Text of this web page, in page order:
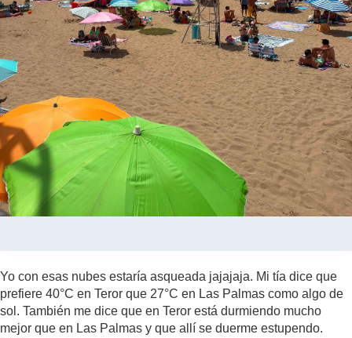
Yo con esas nubes estaría asqueada jajajaja. Mi tía dice que
prefiere 40°C en Teror que 27°C en Las Palmas como algo de
sol. También me dice que en Teror está durmiendo mucho
mejor que en Las Palmas y que allí se duerme estupendo.